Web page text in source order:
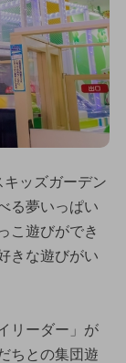
ッズガーデン
る夢いっぱい
こ遊びができ
きな遊びがい
リーダー」が
ちとの集団遊